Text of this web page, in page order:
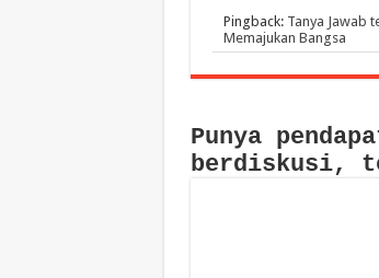
Pingback: Tanya Jawab
Memajukan Bangsa
Punya
berdiskusi,